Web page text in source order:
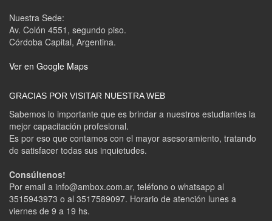
Nuestra Sede:
Av. Colón 4551, segundo piso.
Córdoba Capital, Argentina.
Ver en Google Maps
GRACIAS POR VISITAR NUESTRA WEB
Sabemos lo importante que es brindar a nuestros estudiantes la
mejor capacitación profesional.
Es por eso que contamos con el mayor asesoramiento, tratando
de satisfacer todas sus inquietudes.
Consúltenos!
Por email a info@ambox.com.ar, teléfono o whatsapp al
3515943973 o al 3517589097. Horario de atención lunes a
viernes de 9 a 19 hs.